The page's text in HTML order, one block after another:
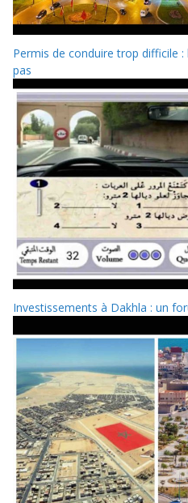
Permis de conduire trop difficile
pas
Investissements à Dakhla : un